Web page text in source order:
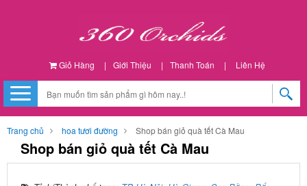
Giỏ Hàng | Giới Thiệu | Thanh Toán | Liên Hệ
Trang chủ hoa tươi đường Shop bán giỏ quà tết Cà Mau
Shop bán giỏ quà tết Cà Mau